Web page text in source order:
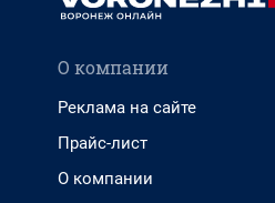
О компании
Реклама на сайте
Прайс-лист
О компании